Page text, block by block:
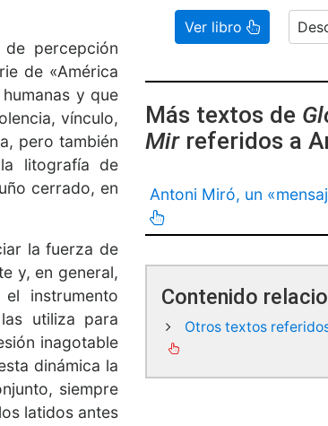
percepción
de «América
y que
vínculo,
pero también
litografía de
cerrado, en
la fuerza de
y, en general,
instrumento
utiliza para
inagotable
dinámica la
siempre
latidos antes
Ver libro
Más textos de
Mirreferidos a
Antoni Miró, un
Contenido
Otros textos